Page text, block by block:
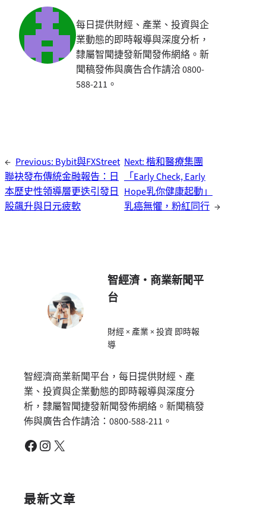
每日提供財經、產業、投資與企
業動態的即時報導與深度分析，
隸屬智聞捷發新聞發佈網絡。新
聞稿發佈與廣告合作請洽 0800-
588-211。
← Previous: Bybit與FXStreet
聯袂發布傳統金融報告：日
本歷史性領導層更迭引發日
股飆升與日元疲軟
Next:楷和醫療集團
「Early Check, Early
Hope乳你健康起動」
乳癌無懼，粉紅同行 →
智經濟・商業新聞平
台
財經 × 產業 × 投資 即時報
導
智經濟商業新聞平台，每日提供財經、產
業、投資與企業動態的即時報導與深度分
析，隸屬智聞捷發新聞發佈網絡。新聞稿發
佈與廣告合作請洽：0800-588-211。
Facebook Instagram X
最新文章